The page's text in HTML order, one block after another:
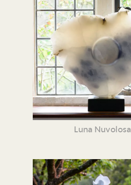
Luna Nuvolosa